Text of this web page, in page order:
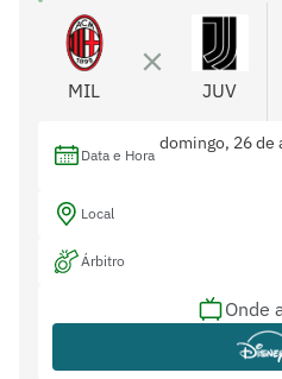
MIL JUV
Data e Hora
domingo, 26 de
Local
Árbitro
Assistentes
Giuseppe
Onde